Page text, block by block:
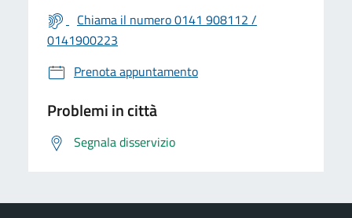
Chiama il numero 0141 908112 /
0141900223
Prenota appuntamento
Problemi in città
Segnala disservizio